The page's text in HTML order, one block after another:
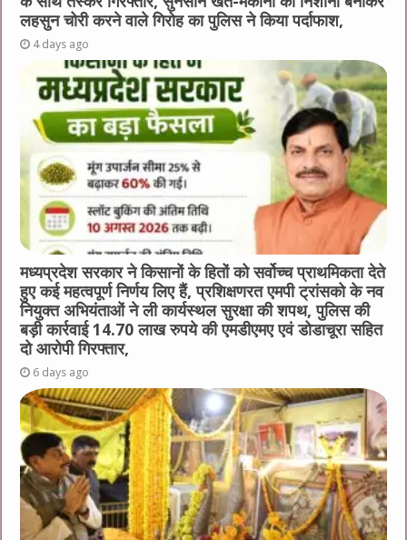
लहसुन चोरी करने वाले गिरोह का पुलिस ने किया पर्दाफाश,
4 days ago
मध्यप्रदेश सरकार ने किसानों के हितों को सर्वोच्च प्राथमिकता देते
हुए कई महत्वपूर्ण निर्णय लिए हैं, प्रशिक्षणरत एमपी ट्रांसको के नव
नियुक्त अभियंताओं ने ली कार्यस्थल सुरक्षा की शपथ, पुलिस की
बड़ी कार्रवाई 14.70 लाख रुपये की एमडीएमए एवं डोडाचूरा सहित
दो आरोपी गिरफ्तार,
6 days ago